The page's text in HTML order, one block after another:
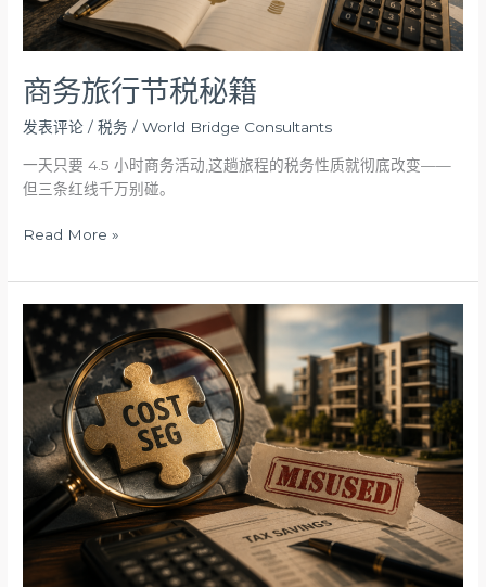
商务旅行节税秘籍
发表评论 /税务 /World Bridge Consultants
一天只要 4.5 小时商务活动,这趟旅程的税务性质就彻底改变——
但三条红线千万别碰。
Read More »
“成
本
隔
离
(Cost
Seg)”
一
个
经